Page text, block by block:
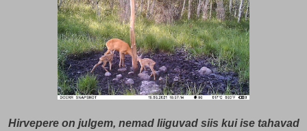
Hirvepere on julgem, nemad liiguvad siis kui ise tahavad